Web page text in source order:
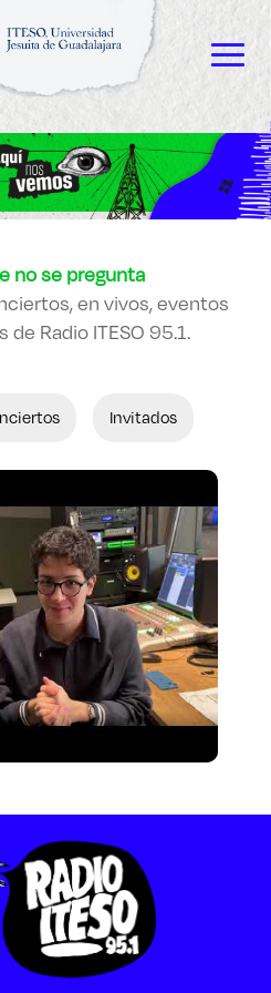
académicos,
y noticias
no se pregunta
en vivos, eventos
Radio ITESO 95.1.
Invitados